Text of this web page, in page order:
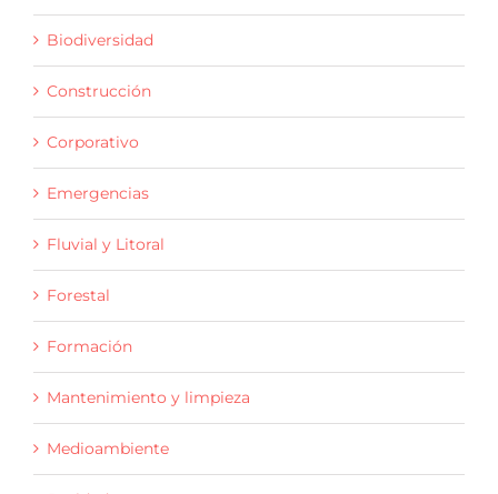
Biodiversidad
Construcción
Corporativo
Emergencias
Fluvial y Litoral
Forestal
Formación
Mantenimiento y limpieza
Medioambiente